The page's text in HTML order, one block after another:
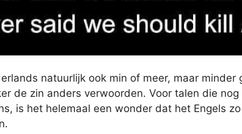
natuurlijk ook min of meer, maar minder
de zin anders verwoorden. Voor talen die
is het helemaal een wonder dat het Engels